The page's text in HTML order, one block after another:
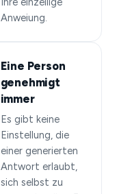
Anweiung.
Eine Person
genehmigt
immer
Es gibt keine
Einstellung, die
einer generierten
Antwort erlaubt,
sich selbst zu